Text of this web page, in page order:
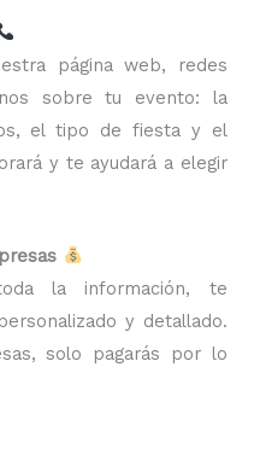
página web, redes
sobre tu evento: la
el tipo de fiesta y el
y te ayudará a elegir
la información, te
y detallado.
solo pagarás por lo